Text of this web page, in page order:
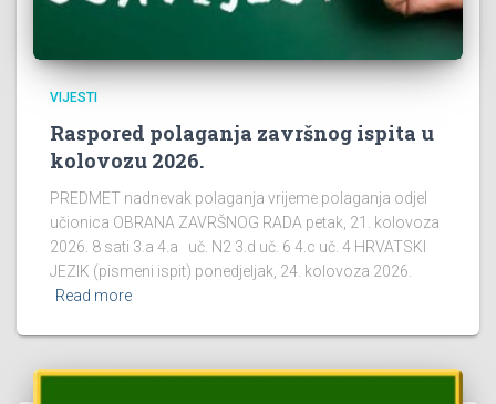
VIJESTI
Raspored polaganja završnog ispita u
kolovozu 2026.
PREDMET nadnevak polaganja vrijeme polaganja odjel
učionica OBRANA ZAVRŠNOG RADA petak, 21. kolovoza
2026. 8 sati 3.a 4.a uč. N2 3.d uč. 6 4.c uč. 4 HRVATSKI
JEZIK (pismeni ispit) ponedjeljak, 24. kolovoza 2026.
Read more